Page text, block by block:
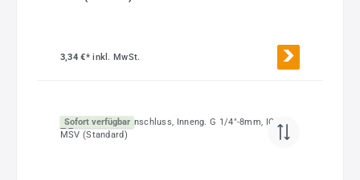
3,34 €*inkl. MwSt.
Sofort verfügbar